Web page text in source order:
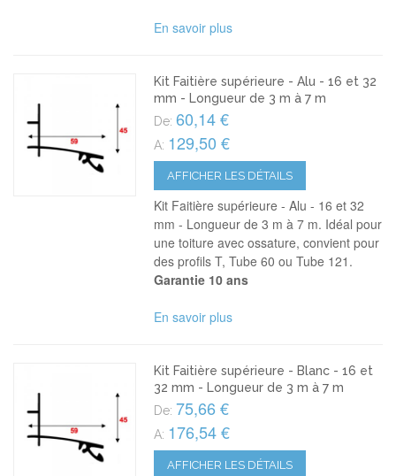
En savoir plus
Kit Faitière supérieure - Alu - 16 et 32
mm - Longueur de 3 m à 7 m
De: 60,14 €
A: 129,50 €
AFFICHER LES DÉTAILS
Kit Faitière supérieure - Alu - 16 et 32
mm - Longueur de 3 m à 7 m. Idéal pour
une toiture avec ossature, convient pour
des profils T, Tube 60 ou Tube 121.
Garantie 10 ans
En savoir plus
Kit Faitière supérieure - Blanc - 16 et
32 mm - Longueur de 3 m à 7 m
De: 75,66 €
A: 176,54 €
AFFICHER LES DÉTAILS